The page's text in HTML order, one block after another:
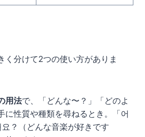
く分けて2つの使い方がありま
用法で、「どんな〜？」「どのよ
に性質や種類を尋ねるとき。「어
？（どんな音楽が好きです